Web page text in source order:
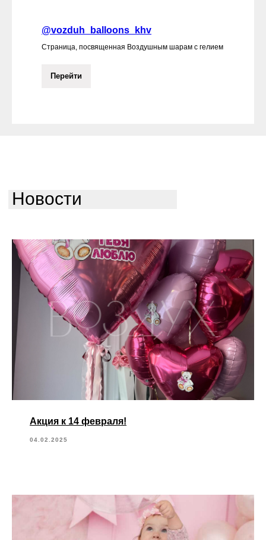
@vozduh_balloons_khv
Страница, посвященная Воздушным шарам с гелием
Перейти
Новости
Акция к 14 февраля!
04.02.2025